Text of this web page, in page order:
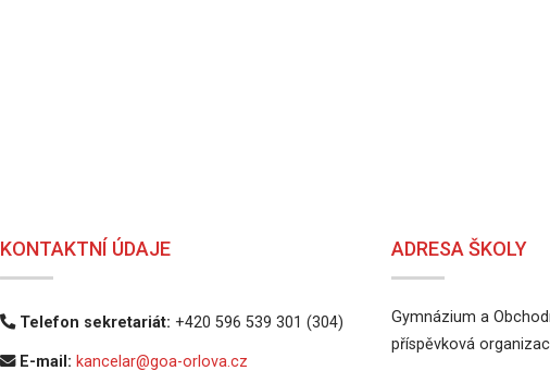
KONTAKTNÍ ÚDAJE
Telefon sekretariát: +420 596 539 301 (304)
E-mail: kancelar@goa-orlova.cz
ADRESA ŠKOLY
Gymnázium a
příspěvková